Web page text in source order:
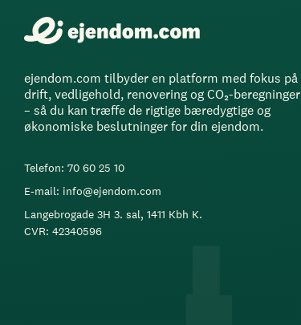
ejendom.com tilbyder en platform med fokus på
drift, vedligehold, renovering og CO₂-beregninger
– så du kan træffe de rigtige bæredygtige og
økonomiske beslutninger for din ejendom.
Telefon: 70 60 25 10
E-mail: info@ejendom.com
Langebrogade 3H 3. sal, 1411 Kbh K.
CVR: 42340596